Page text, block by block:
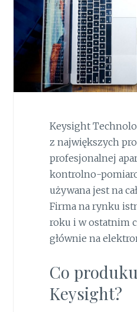
Keysight
z największych
profesjonalnej
kontrolno-
używana jest na
Firma na rynku
roku i w ostatnim
głównie na
Co
Keysight?